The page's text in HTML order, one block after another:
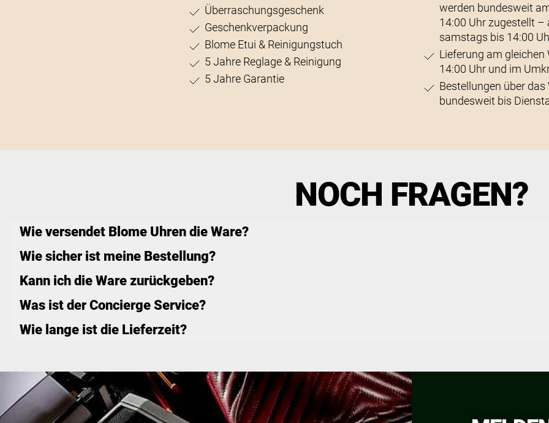
Überraschungsgeschenk
Geschenkverpackung
Blome Etui & Reinigungstuch
5 Jahre Reglage & Reinigung
5 Jahre Garantie
werden bundesweit
14:00 Uhr zugestellt –
samstags bis 14:00
Lieferung am gleichen
14:00 Uhr und im
Bestellungen über
bundesweit bis
NOCH FRAGEN?
Wie versendet Blome Uhren die Ware?
Wie sicher ist meine Bestellung?
Kann ich die Ware zurückgeben?
Was ist der Concierge Service?
Wie lange ist die Lieferzeit?